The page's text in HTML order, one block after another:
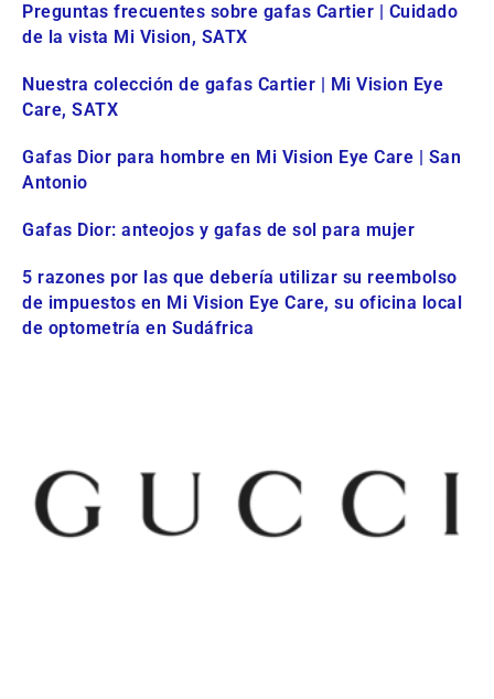
Preguntas frecuentes sobre gafas Cartier | Cuidado
de la vista Mi Vision, SATX
Nuestra colección de gafas Cartier | Mi Vision Eye
Care, SATX
Gafas Dior para hombre en Mi Vision Eye Care | San
Antonio
Gafas Dior: anteojos y gafas de sol para mujer
5 razones por las que debería utilizar su reembolso
de impuestos en Mi Vision Eye Care, su oficina local
de optometría en Sudáfrica